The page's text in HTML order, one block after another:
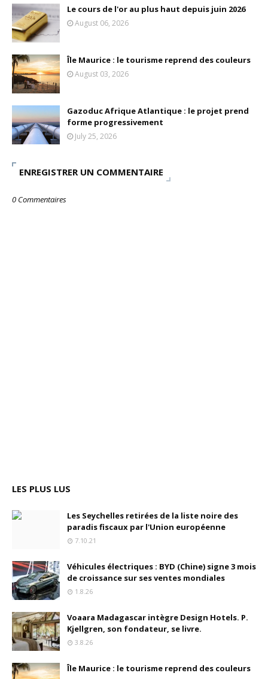
Le cours de l'or au plus haut depuis juin 2026
August 06, 2026
Île Maurice : le tourisme reprend des couleurs
August 03, 2026
Gazoduc Afrique Atlantique : le projet prend
forme progressivement
July 25, 2026
ENREGISTRER UN COMMENTAIRE
0 Commentaires
LES PLUS LUS
Les Seychelles retirées de la liste noire des
paradis fiscaux par l'Union européenne
7.10.21
Véhicules électriques : BYD (Chine) signe 3 mois
de croissance sur ses ventes mondiales
1.8.26
Voaara Madagascar intègre Design Hotels. P.
Kjellgren, son fondateur, se livre.
3.8.26
Île Maurice : le tourisme reprend des couleurs